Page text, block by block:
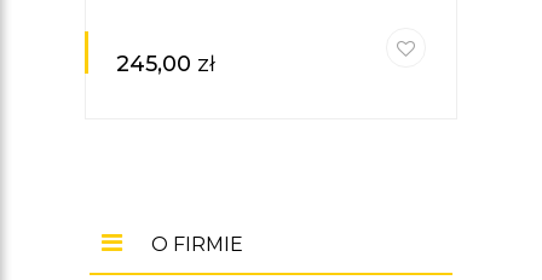
245,00 zł
O FIRMIE